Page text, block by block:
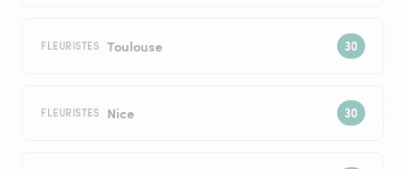
FLEURISTES Toulouse
FLEURISTES Nice